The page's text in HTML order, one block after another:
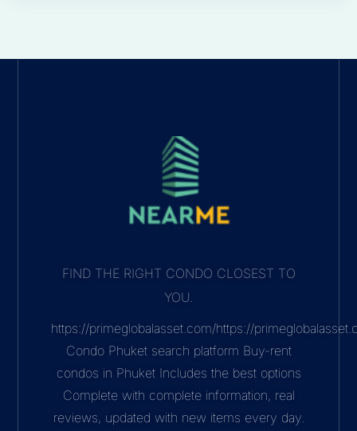
FIND THE RIGHT CONDO CLOSEST TO
YOU.
https://primeglobalasset.com/https://
Condo Phuket search platform Buy-rent
condos in Phuket Includes the best options
Complete with complete information, real
reviews, updated with new items every day.